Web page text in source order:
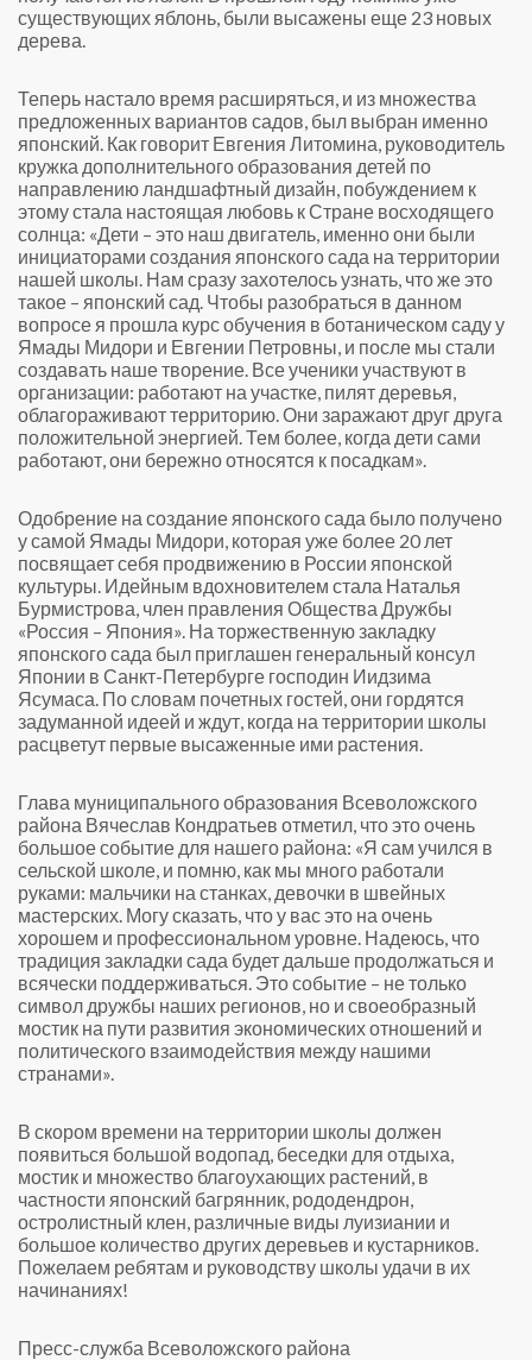
существующих яблонь, были высажены еще 23 новых
дерева.
Теперь настало время расширяться, и из множества
предложенных вариантов садов, был выбран именно
японский. Как говорит Евгения Литомина, руководитель
кружка дополнительного образования детей по
направлению ландшафтный дизайн, побуждением к
этому стала настоящая любовь к Стране восходящего
солнца: «Дети – это наш двигатель, именно они были
инициаторами создания японского сада на территории
нашей школы. Нам сразу захотелось узнать, что же это
такое – японский сад. Чтобы разобраться в данном
вопросе я прошла курс обучения в ботаническом саду у
Ямады Мидори и Евгении Петровны, и после мы стали
создавать наше творение. Все ученики участвуют в
организации: работают на участке, пилят деревья,
облагораживают территорию. Они заражают друг друга
положительной энергией. Тем более, когда дети сами
работают, они бережно относятся к посадкам».
Одобрение на создание японского сада было получено
у самой Ямады Мидори, которая уже более 20 лет
посвящает себя продвижению в России японской
культуры. Идейным вдохновителем стала Наталья
Бурмистрова, член правления Общества Дружбы
«Россия – Япония». На торжественную закладку
японского сада был приглашен генеральный консул
Японии в Санкт-Петербурге господин Иидзима
Ясумаса. По словам почетных гостей, они гордятся
задуманной идеей и ждут, когда на территории школы
расцветут первые высаженные ими растения.
Глава муниципального образования Всеволожского
района Вячеслав Кондратьев отметил, что это очень
большое событие для нашего района: «Я сам учился в
сельской школе, и помню, как мы много работали
руками: мальчики на станках, девочки в швейных
мастерских. Могу сказать, что у вас это на очень
хорошем и профессиональном уровне. Надеюсь, что
традиция закладки сада будет дальше продолжаться и
всячески поддерживаться. Это событие – не только
символ дружбы наших регионов, но и своеобразный
мостик на пути развития экономических отношений и
политического взаимодействия между нашими
странами».
В скором времени на территории школы должен
появиться большой водопад, беседки для отдыха,
мостик и множество благоухающих растений, в
частности японский багрянник, рододендрон,
остролистный клен, различные виды луизиании и
большое количество других деревьев и кустарников.
Пожелаем ребятам и руководству школы удачи в их
начинаниях!
Пресс-служба Всеволожского района